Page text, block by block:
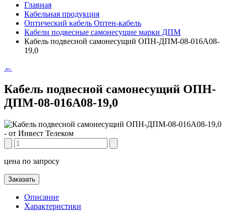
Главная
Кабельная продукция
Оптический кабель Оптен-кабель
Кабели подвесные самонесущие марки ДПМ
Кабель подвесной самонесущий ОПН-ДПМ-08-016А08-
19,0
←
Кабель подвесной самонесущий ОПН-
ДПМ-08-016А08-19,0
цена по запросу
Заказать
Описание
Характеристики